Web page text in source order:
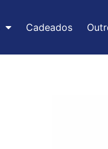
Cadeados